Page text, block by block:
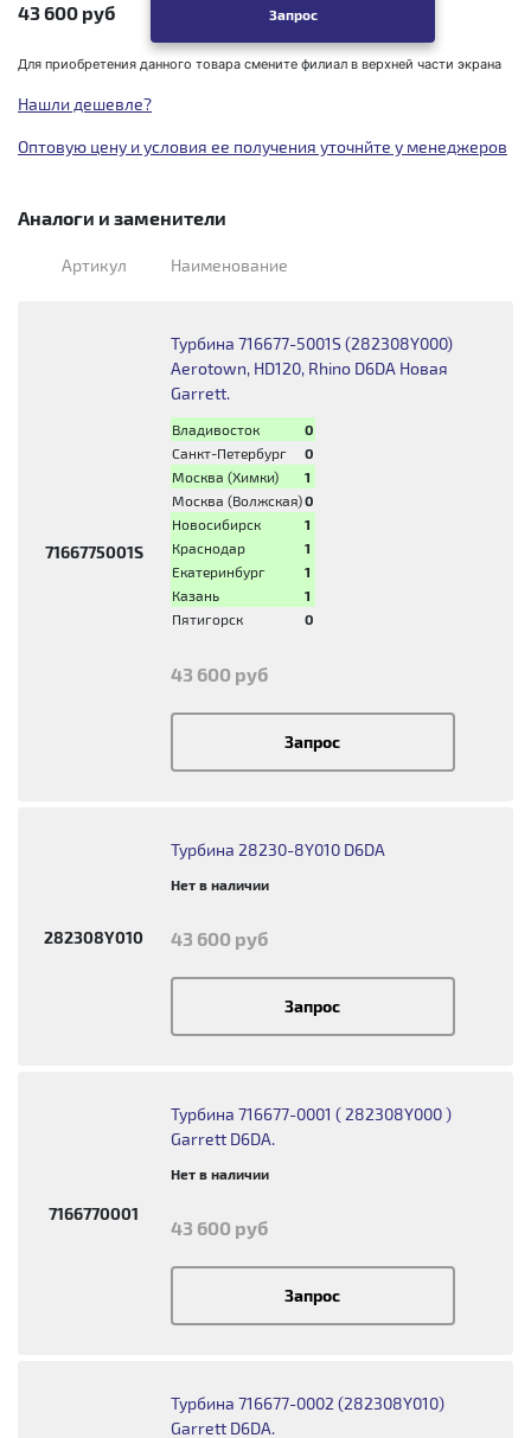
43 600 руб Запрос
Для приобретения данного товара смените филиал в верхней части экрана
Нашли дешевле?
Оптовую цену и условия ее получения уточнйте у менеджеров
Аналоги и заменители
Артикул Наименование
7166775001S
Турбина 716677-5001S (282308Y000)
Aerotown, HD120, Rhino D6DA Новая
Garrett.
Владивосток
0
Санкт-Петербург
0
Москва (Химки)
1
Москва (Волжская)0
Новосибирск
1
Краснодар
1
Екатеринбург
1
Казань
1
Пятигорск
0
43 600 руб
Запрос
282308Y010
Турбина 28230-8Y010 D6DA
Нет в наличии
43 600 руб
Запрос
7166770001
Турбина 716677-0001 ( 282308Y000 )
Garrett D6DA.
Нет в наличии
43 600 руб
Запрос
Турбина 716677-0002 (282308Y010)
Garrett D6DA.